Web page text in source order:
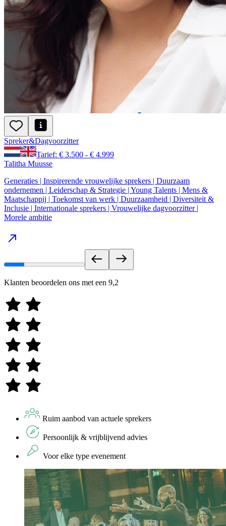
Spreker&Dagvoorzitter
Tarief: € 3.500 - € 4.999
Talitha Muusse
Generaties | Inspirerende vrouwelijke sprekers | Duurzaam
ondernemen | Leiderschap & Strategie | Young Talents | Mens &
Maatschappij | Toekomst van werk | Duurzaamheid | Diversiteit &
Inclusie | Internationale sprekers | Vrouwelijke dagvoorzitter |
Morele ambitie
Klanten beoordelen ons met een 9,2
Ruim aanbod van actuele sprekers
Persoonlijk & vrijblijvend advies
Voor elke type evenement